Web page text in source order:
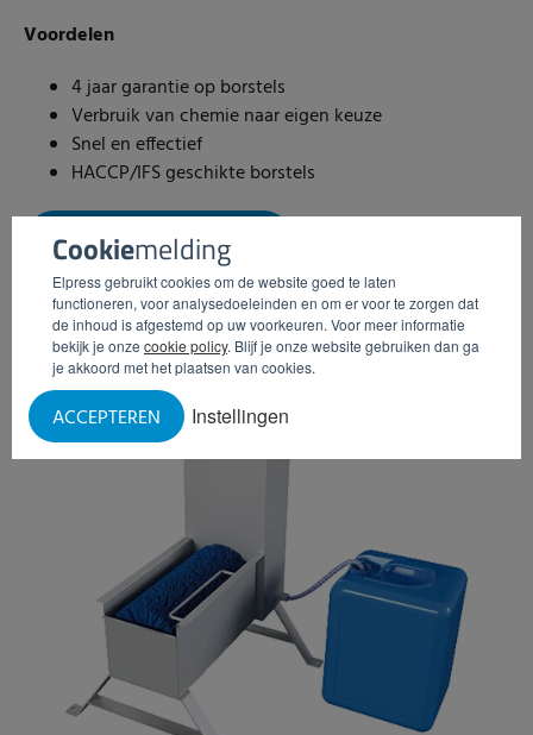
Cookiemelding
Elpress gebruikt cookies om de website goed te laten
functioneren, voor analysedoeleinden en om er voor te zorgen dat
de inhoud is afgestemd op uw voorkeuren. Voor meer informatie
bekijk je onze cookie policy. Blijf je onze website gebruiken dan ga
je akkoord met het plaatsen van cookies.
Instellingen
ACCEPTEREN
Voordelen
4 jaar garantie op borstels
Verbruik van chemie naar eigen keuze
Snel en effectief
HACCP/IFS geschikte borstels
INFORMATIE AANVRAGEN